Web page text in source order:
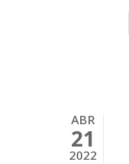
ABR
21
2022